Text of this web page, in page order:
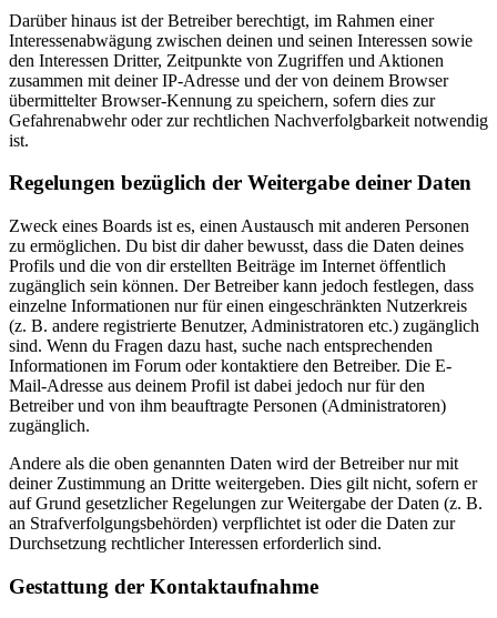
Darüber hinaus ist der Betreiber berechtigt, im Rahmen einer
Interessenabwägung zwischen deinen und seinen Interessen sowie
den Interessen Dritter, Zeitpunkte von Zugriffen und Aktionen
zusammen mit deiner IP-Adresse und der von deinem Browser
übermittelter Browser-Kennung zu speichern, sofern dies zur
Gefahrenabwehr oder zur rechtlichen Nachverfolgbarkeit notwendig
ist.
Regelungen bezüglich der Weitergabe deiner Daten
Zweck eines Boards ist es, einen Austausch mit anderen Personen
zu ermöglichen. Du bist dir daher bewusst, dass die Daten deines
Profils und die von dir erstellten Beiträge im Internet öffentlich
zugänglich sein können. Der Betreiber kann jedoch festlegen, dass
einzelne Informationen nur für einen eingeschränkten Nutzerkreis
(z. B. andere registrierte Benutzer, Administratoren etc.) zugänglich
sind. Wenn du Fragen dazu hast, suche nach entsprechenden
Informationen im Forum oder kontaktiere den Betreiber. Die E-
Mail-Adresse aus deinem Profil ist dabei jedoch nur für den
Betreiber und von ihm beauftragte Personen (Administratoren)
zugänglich.
Andere als die oben genannten Daten wird der Betreiber nur mit
deiner Zustimmung an Dritte weitergeben. Dies gilt nicht, sofern er
auf Grund gesetzlicher Regelungen zur Weitergabe der Daten (z. B.
an Strafverfolgungsbehörden) verpflichtet ist oder die Daten zur
Durchsetzung rechtlicher Interessen erforderlich sind.
Gestattung der Kontaktaufnahme